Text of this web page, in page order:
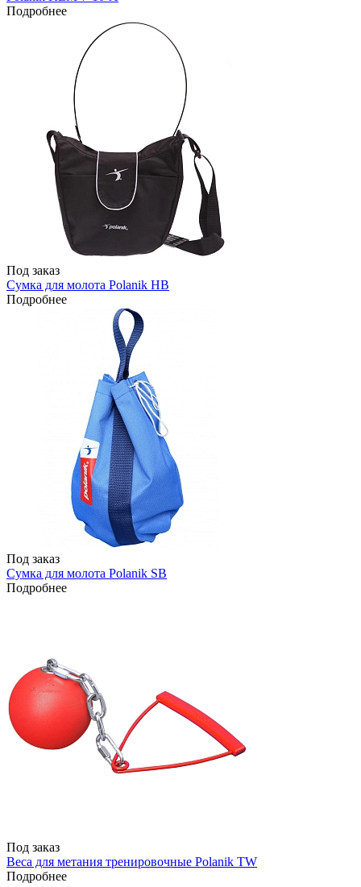
Подробнее
Под заказ
Сумка для молота Polanik HB
Подробнее
Под заказ
Сумка для молота Polanik SB
Подробнее
Под заказ
Веса для метания тренировочные Polanik TW
Подробнее